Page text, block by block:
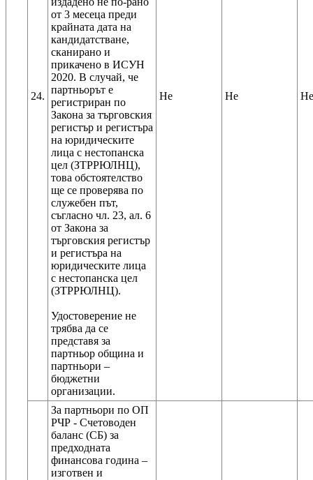
24.
от 3 месеца преди
крайната дата на
кандидатстване,
сканирано и
прикачено в ИСУН
2020. В случай, че
партньорът е
регистриран по
Закона за търговския
регистър и регистъра
на юридическите
лица с нестопанска
цел (ЗТРРЮЛНЦ),
това обстоятелство
ще се проверява по
служебен път,
съгласно чл. 23, ал. 6
от Закона за
търговския регистър
и регистъра на
юридическите лица
с нестопанска цел
(ЗТРРЮЛНЦ).
Удостоверение не
трябва да се
представя за
партньор община и
партньори –
бюджетни
Не Не Не
За партньори по ОП
РЧР - Счетоводен
баланс (СБ) за
предходната
финансова година –
изготвен и